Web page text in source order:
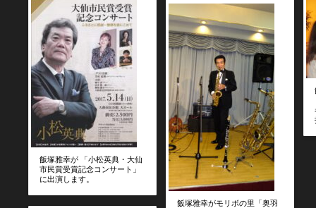
飯塚雅幸が 「小松英典・大仙
市民賞受賞記念コンサート」
に出演します。
飯塚雅幸がモリボの里「奥羽